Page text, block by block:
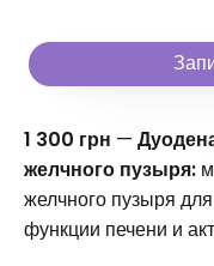
1 300 грн —
желчного пузыря:
желчного пузыря
функции печени и